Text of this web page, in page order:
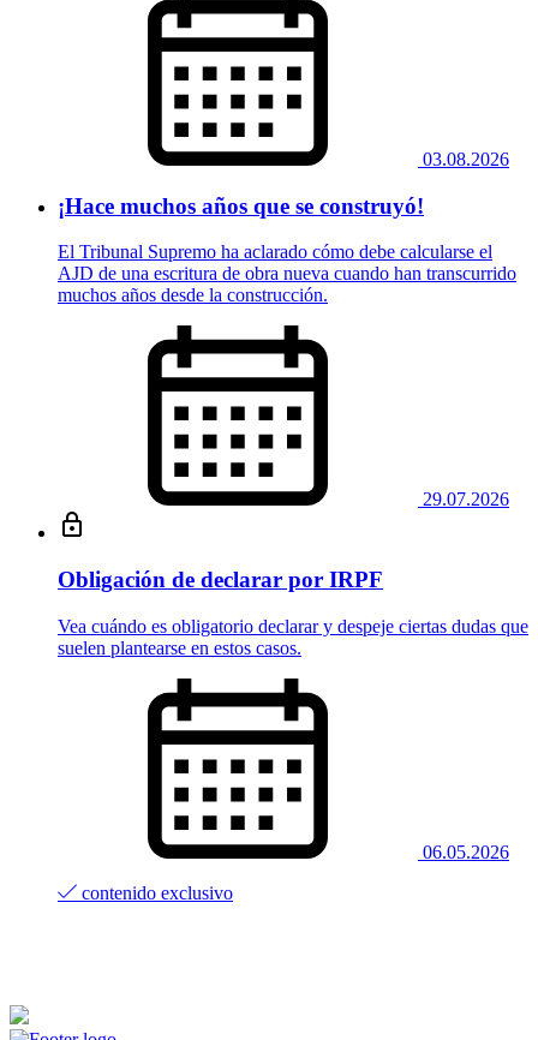
03.08.2026
¡Hace muchos años que se construyó!
El Tribunal Supremo ha aclarado cómo debe calcularse el
AJD de una escritura de obra nueva cuando han transcurrido
muchos años desde la construcción.
29.07.2026
Obligación de declarar por IRPF
Vea cuándo es obligatorio declarar y despeje ciertas dudas que
suelen plantearse en estos casos.
06.05.2026
contenido exclusivo